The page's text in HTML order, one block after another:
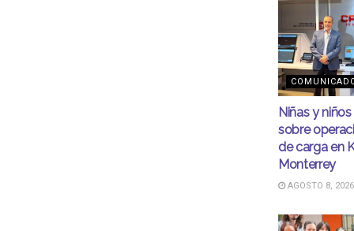
Niñas y
sobre
de carga en
Monterrey
AGOSTO 8, 2026